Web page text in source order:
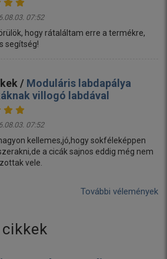
07:52
hogy rátaláltam erre a termékre,
segítség!
/ Moduláris labdapálya
villogó labdával
07:52
kellemes,jó,hogy sokféleképpen
a cicák sajnos eddig még nem
vele.
További vélemények